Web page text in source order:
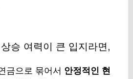
승 여력이 큰 입지라면,
금으로 묶어서 안정적인 현